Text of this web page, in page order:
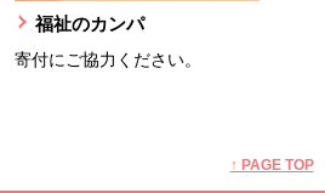
福祉のカンパ
寄付にご協力ください。
↑ PAGE TOP